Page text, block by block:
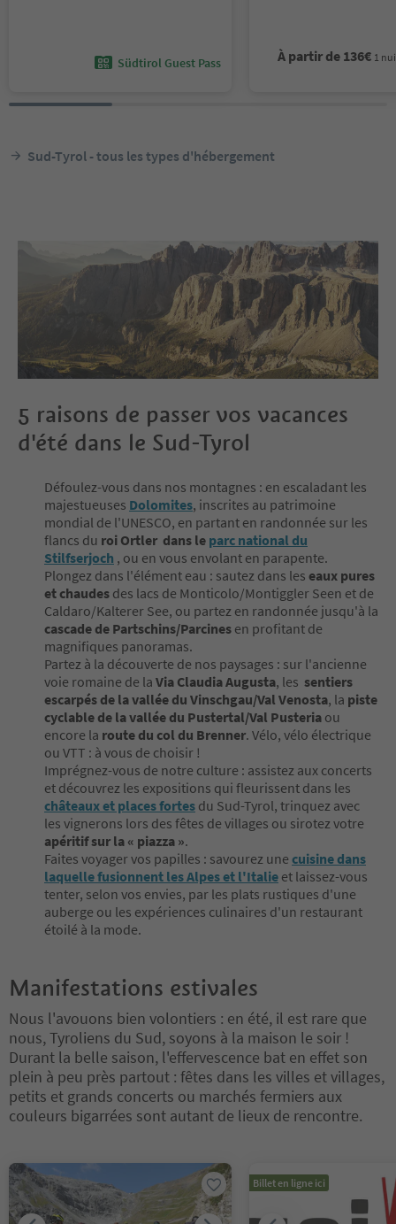
Südtirol Guest Pass À partir de 136€ 1
Sud-Tyrol - tous les types d'hébergement
5 raisons de passer vos vacances
d'été dans le Sud-Tyrol
Défoulez-vous dans nos montagnes : en escaladant les
majestueuses Dolomites, inscrites au patrimoine
mondial de l'UNESCO, en partant en randonnée sur les
flancs du roi Ortler dans le parc national du
Stilfserjoch , ou en vous envolant en parapente.
Plongez dans l'élément eau : sautez dans les eaux pures
et chaudes des lacs de Monticolo/Montiggler Seen et de
Caldaro/Kalterer See, ou partez en randonnée jusqu'à la
cascade de Partschins/Parcines en profitant de
magnifiques panoramas.
Partez à la découverte de nos paysages : sur l'ancienne
voie romaine de la Via Claudia Augusta, les sentiers
escarpés de la vallée du Vinschgau/Val Venosta, la piste
cyclable de la vallée du Pustertal/Val Pusteria ou
encore la route du col du Brenner. Vélo, vélo électrique
ou VTT : à vous de choisir !
Imprégnez-vous de notre culture : assistez aux concerts
et découvrez les expositions qui fleurissent dans les
châteaux et places fortes du Sud-Tyrol, trinquez avec
les vignerons lors des fêtes de villages ou sirotez votre
apéritif sur la « piazza ».
Faites voyager vos papilles : savourez une cuisine dans
laquelle fusionnent les Alpes et l'Italie et laissez-vous
tenter, selon vos envies, par les plats rustiques d'une
auberge ou les expériences culinaires d'un restaurant
étoilé à la mode.
Manifestations estivales
Nous l'avouons bien volontiers : en été, il est rare que
nous, Tyroliens du Sud, soyons à la maison le soir !
Durant la belle saison, l'effervescence bat en effet son
plein à peu près partout : fêtes dans les villes et villages,
petits et grands concerts ou marchés fermiers aux
couleurs bigarrées sont autant de lieux de rencontre.
Billet en ligne ici